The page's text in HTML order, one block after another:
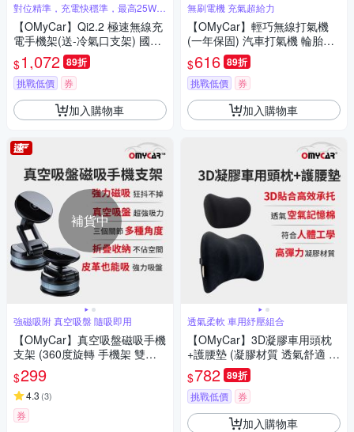
對位精準，充電快穩準，最高25W快
充
【OMyCar】Qi2.2 極速無線充
電手機架(送-冷氣口支架) 國家
認證 一年保固 (強力磁吸 感應
充電 車用手機架 汽車手機架)
$1,072 89折
挑戰低價 券
加入購物車
補貨中
強磁吸附 真空吸盤 隨吸即用
【OMyCar】真空吸盤磁吸手機
支架 (360度旋轉 手機架 雙面
吸附 汽車導航 免充電 迷你便
攜)-快
$299
4.3 (3)
券
無刷電機 充氣超給力
【OMyCar】輕巧無線打氣機
(一年保固) 汽車打氣機 輪胎打
氣機 胎壓檢測 預設胎壓 自帶照
明
$616 89折
挑戰低價 券
加入購物車
透氣柔軟 車用紓壓組合
【OMyCar】3D凝膠車用頭枕
+護腰墊 (凝膠材質 透氣舒適 車
用靠墊 車用腰枕 符合人體工學
設計)
$782 89折
挑戰低價 券
加入購物車